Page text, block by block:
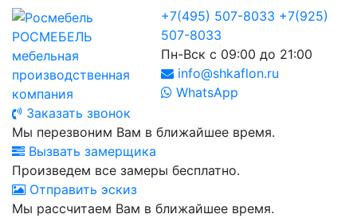
РОСМЕБЕЛЬ
мебельная
производственная
компания
+7(495) 507-8033 +7(925)
507-8033
Пн-Вск с 09:00 до 21:00
info@shkaflon.ru
WhatsApp
Заказать звонок
Мы перезвоним Вам в ближайшее время.
Вызвать замерщика
Произведем все замеры бесплатно.
Отправить эскиз
Мы рассчитаем Вам в ближайшее время.